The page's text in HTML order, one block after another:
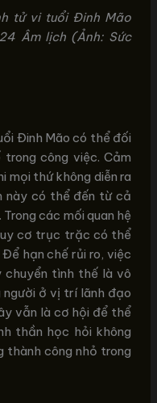
tử vi tuổi Đinh Mão
Âm lịch (Ảnh: Sức
Đinh Mão có thể đối
công việc. Cảm
mọi thứ không diễn ra
này có thể đến từ cả
các mối quan hệ
cơ trục trặc có thể
hạn chế rủi ro, việc
tình thế là vô
người ở vị trí lãnh đạo
vẫn là cơ hội để thể
thần học hỏi không
thành công nhỏ trong